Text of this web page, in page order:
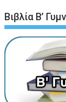
Βιβλία Β’